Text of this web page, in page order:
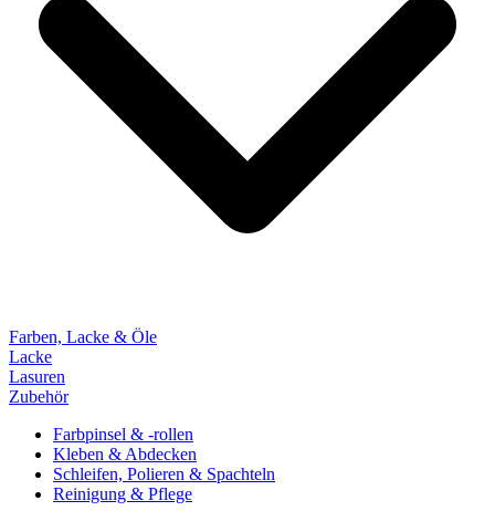
Farben, Lacke & Öle
Lacke
Lasuren
Zubehör
Farbpinsel & -rollen
Kleben & Abdecken
Schleifen, Polieren & Spachteln
Reinigung & Pflege